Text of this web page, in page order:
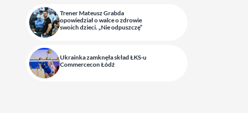
Trener Mateusz Grabda
opowiedział o walce o zdrowie
swoich dzieci. „Nie odpuszczę”
Ukrainka zamknęła skład ŁKS-u
Commercecon Łódź